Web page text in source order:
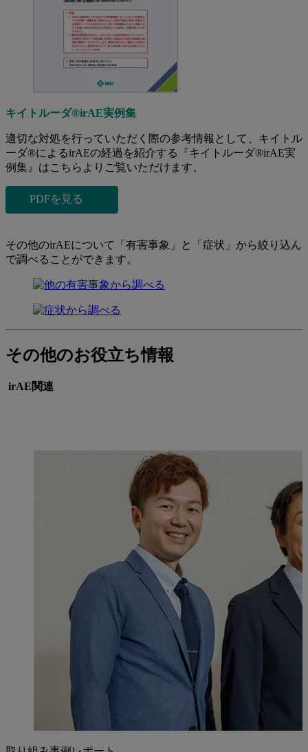
キイトルーダ®irAE実例集
適切な対処を行っていただく際の参考情報として、キイトル
ーダ®によるirAEの経過を紹介する『キイトルーダ®irAE実
例集』はこちらよりご覧いただけます。
PDFを見る
その他のirAEについて「有害事象」と「症状」から絞り込ん
で調べることができます。
その他のお役立ち情報
irAE関連